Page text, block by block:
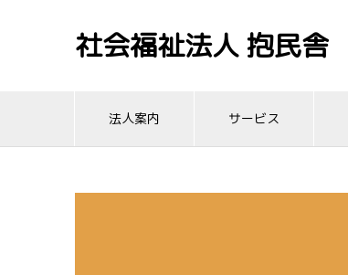
社会福祉法人 抱民舎
法人案内 サービス